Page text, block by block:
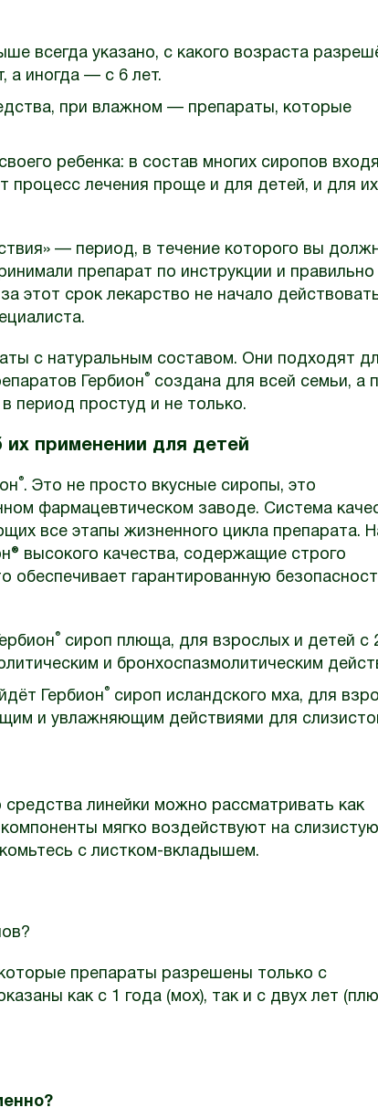
всегда указано, с какого возраста
а иногда — с 6 лет.
при влажном — препараты, которые
ребенка: в состав многих сиропов
процесс лечения проще и для детей, и для их
— период, в течение которого вы
препарат по инструкции и правильно
этот срок лекарство не начало
с натуральным составом. Они подходят
Гербион® создана для всей семьи, а
период простуд и не только.
их применении для детей
®. Это не просто вкусные сиропы, это
фармацевтическом заводе. Система
все этапы жизненного цикла препарата.
высокого качества, содержащие строго
гарантированную
® сироп плюща, для взрослых и детей с
и бронхоспазмолитическим
Гербион® сироп исландского мха, для
и увлажняющим действиями для
линейки можно рассматривать как
мягко воздействуют на слизистую
с листком-вкладышем.
препараты разрешены только с
как с 1 года (мох), так и с двух лет